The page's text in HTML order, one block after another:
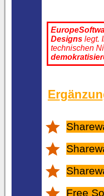
Designs legt.
technischen
Free